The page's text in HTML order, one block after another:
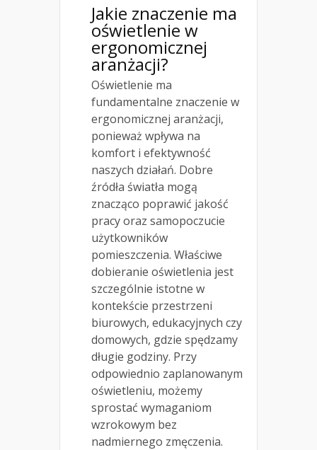
Jakie znaczenie ma
oświetlenie w
ergonomicznej
aranżacji?
Oświetlenie ma
fundamentalne znaczenie w
ergonomicznej aranżacji,
ponieważ wpływa na
komfort i efektywność
naszych działań. Dobre
źródła światła mogą
znacząco poprawić jakość
pracy oraz samopoczucie
użytkowników
pomieszczenia. Właściwe
dobieranie oświetlenia jest
szczególnie istotne w
kontekście przestrzeni
biurowych, edukacyjnych czy
domowych, gdzie spędzamy
długie godziny. Przy
odpowiednio zaplanowanym
oświetleniu, możemy
sprostać wymaganiom
wzrokowym bez
nadmiernego zmęczenia.